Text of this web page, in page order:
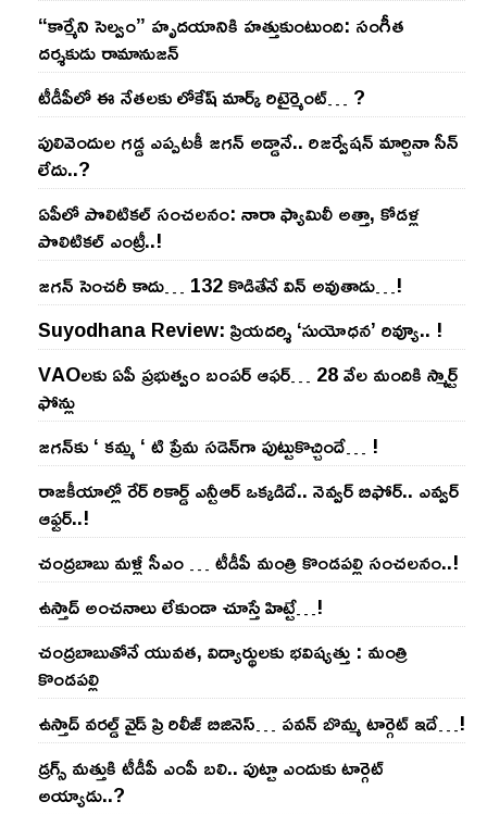
“కార్మేని సెల్వం” హృదయానికి హత్తుకుంటుంది: సంగీత
దర్శకుడు రామానుజన్
టీడీపీలో ఈ నేత‌ల‌కు లోకేష్ మార్క్ రిటైర్మెంట్‌… ?
పులివెందుల గ‌డ్డ ఎప్ప‌ట‌కీ జ‌గ‌న్ అడ్డానే.. రిజ‌ర్వేష‌న్ మార్చినా సీన్
లేదు..?
ఏపీలో పొలిటిక‌ల్ సంచ‌ల‌నం: నారా ఫ్యామిలీ అత్తా, కోడ‌ళ్ల
పొలిటికల్ ఎంట్రీ..!
జ‌గ‌న్ సెంచ‌రీ కాదు… 132 కొడితేనే విన్ అవుతాడు…!
Suyodhana Review: ప్రియదర్శి ‘సుయోధన’ రివ్యూ.. !
VAOల‌కు ఏపీ ప్ర‌భుత్వం బంప‌ర్ ఆఫ‌ర్‌… 28 వేల మందికి స్మార్ట్
ఫోన్లు
జ‌గ‌న్‌కు ‘ క‌మ్మ ‘ టి ప్రేమ స‌డెన్‌గా పుట్టుకొచ్చిందే… !
రాజ‌కీయాల్లో రేర్ రికార్డ్ ఎన్టీఆర్ ఒక్క‌డిదే.. నెవ్వ‌ర్ బిఫోర్‌.. ఎవ్వ‌ర్
ఆఫ్ట‌ర్‌..!
చంద్ర‌బాబు మ‌ళ్లీ సీఎం … టీడీపీ మంత్రి కొండ‌ప‌ల్లి సంచ‌ల‌నం..!
ఉస్తాద్ అంచ‌నాలు లేకుండా చూస్తే హిట్టే…!
చంద్ర‌బాబుతోనే యువ‌త‌, విద్యార్థుల‌కు భ‌విష్య‌త్తు : మంత్రి
కొండ‌ప‌ల్లి
ఉస్తాద్ వ‌ర‌ల్డ్ వైడ్ ప్రి రిలీజ్ బిజినెస్‌… ప‌వ‌న్ బొమ్మ టార్గెట్ ఇదే…!
డ్రగ్స్ మత్తుకి టీడీపీ ఎంపీ బలి.. పుట్టా ఎందుకు టార్గెట్
అయ్యాడు..?